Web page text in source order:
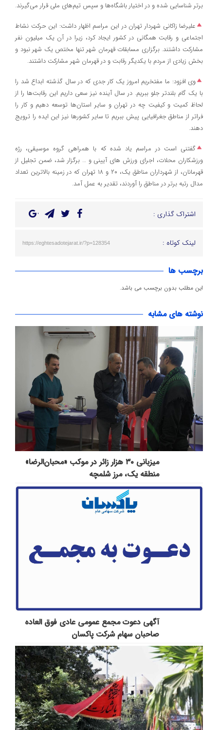
برتر شناسایی شده و در اختیار باشگاه‌ها و سپس تیم‌های ملی قرار می‌گیرند.
علیرضا زاکانی شهردار تهران در این مراسم اظهار داشت: این حرکت نشاط
اجتماعی و رقابت همگانی در کشور ایجاد کرد، زیرا در آن یک میلیون نفر
مشارکت داشتند. برگزاری مسابقات قهرمان شهر تنها مختص یک شهر نبود و
بخش زیادی از مردم با یکدیگر رقابت و در قهرمان شهر مشارکت داشتند.
وی افزود: ما مفتخریم امروز یک کار جدی که در سال گذشته ابداع شد را
با یک گام بلندتر جلو ببریم. در سال آینده نیز سعی داریم این رقابت‌ها را از
لحاظ کمیت و کیفیت چه در تهران و سایر استان‌ها توسعه دهیم و کار را
فراتر از مناطق جغرافیایی پیش ببریم تا سایر کشورها نیز این ایده را ترویج
دهند.
گفتنی است در مراسم یاد شده که با همراهی گروه موسیقی، رژه
ورزشکاران محلات، اجرای ورزش های آیینی و … برگزار شد، ضمن تجلیل از
قهرمانان، از شهرداران مناطق یک، ۲٠ و ۱۸ تهران که در زمینه بالاترین تعداد
مدال رتبه برتر در مناطق را آوردند، تقدیر به عمل آمد.
اشتراک گذاری :
لینک کوتاه : https://eghtesadotejarat.ir/?p=128354
برچسب ها
این مطلب بدون برچسب می باشد.
نوشته های مشابه
میزبانی ۳۰ هزار زائر در موکب «محبان‌الرضا»
منطقه یک، مرز شلمچه
آگهی دعوت مجمع عمومی عادی فوق العاده
صاحبان سهام شرکت پاكسان